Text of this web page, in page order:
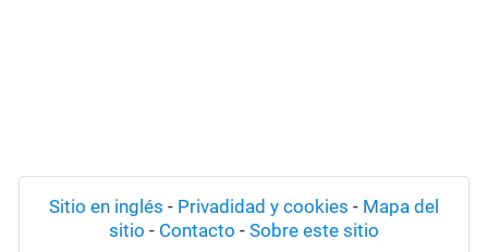
Sitio en inglés - Privadidad y cookies - Mapa del
sitio - Contacto - Sobre este sitio